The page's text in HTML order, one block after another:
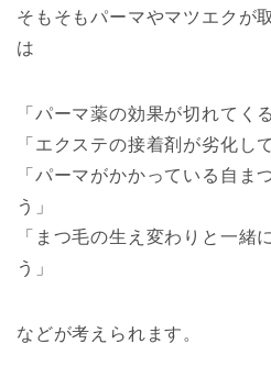
そもそもパーマやマツエクが
は
「パーマ薬の効果が切れてくる
「エクステの接着剤が劣化し
「パーマがかかっている自ま
う」
「まつ毛の生え変わりと一緒
う」
などが考えられます。